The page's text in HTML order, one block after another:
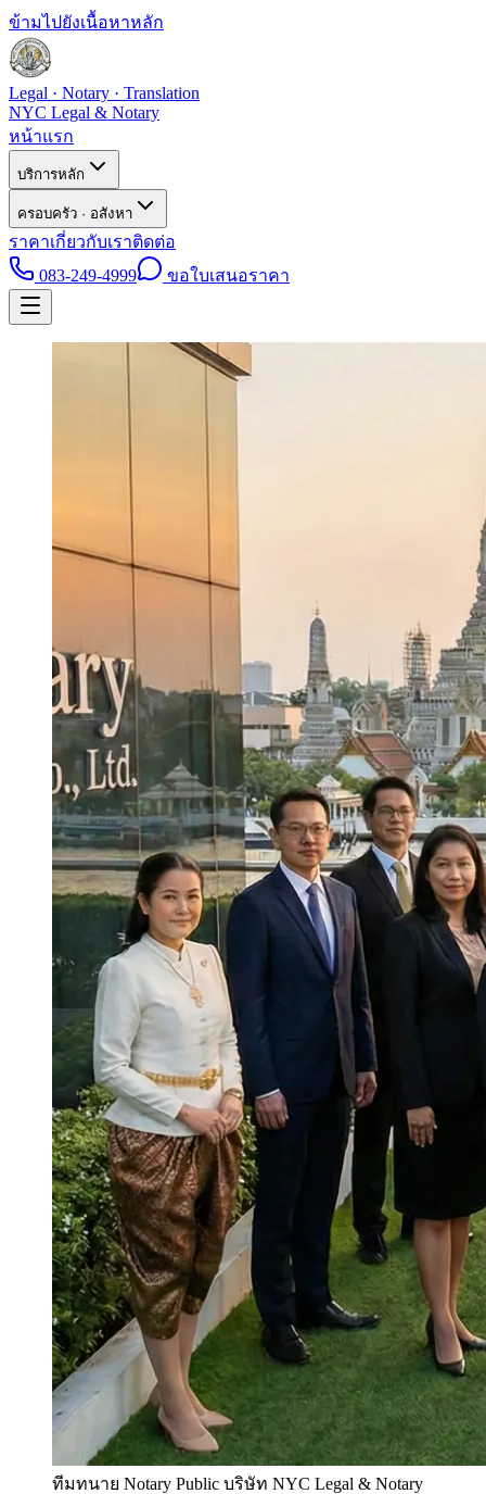
ข้ามไปยังเนื้อหาหลัก
Legal · Notary · Translation
NYC Legal & Notary
หน้าแรก
บริการหลัก
ครอบครัว · อสังหา
ราคาเกี่ยวกับเราติดต่อ
083-249-4999
ขอใบเสนอราคา
ทีมทนาย Notary Public บริษัท NYC Legal & Notary